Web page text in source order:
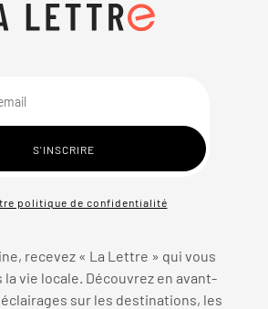
politique de confidentialité
recevez « La Lettre » qui vous
la vie locale. Découvrez en avant-
sur les destinations, les